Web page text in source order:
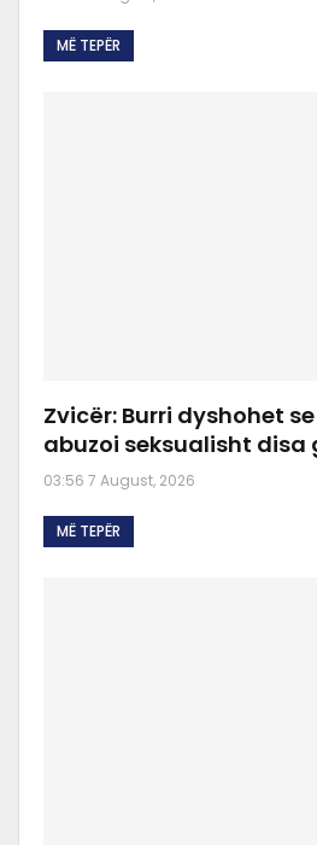
MË TEPËR
Zvicër: Burri dyshohet
abuzoi seksualisht disa
03:56 7 August, 2026
MË TEPËR